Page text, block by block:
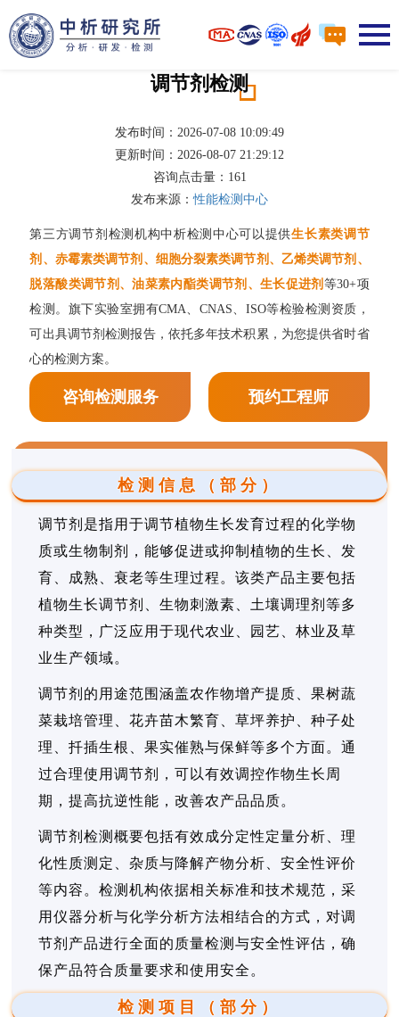
调节剂检测
发布时间：2026-07-08 10:09:49
更新时间：2026-08-07 21:29:12
咨询点击量： 161
发布来源：性能检测中心
第三方调节剂检测机构中析检测中心可以提供生长素类调节
剂、赤霉素类调节剂、细胞分裂素类调节剂、乙烯类调节剂、
脱落酸类调节剂、油菜素内酯类调节剂、生长促进剂 等30+项
检测。旗下实验室拥有CMA、CNAS、ISO等检验检测资质，
可出具调节剂检测报告，依托多年技术积累，为您提供省时省
心的检测方案。
咨询检测服务 预约工程师
检测信息（部分）
调节剂是指用于调节植物生长发育过程的化学物
质或生物制剂，能够促进或抑制植物的生长、发
育、成熟、衰老等生理过程。该类产品主要包括
植物生长调节剂、生物刺激素、土壤调理剂等多
种类型，广泛应用于现代农业、园艺、林业及草
业生产领域。
调节剂的用途范围涵盖农作物增产提质、果树蔬
菜栽培管理、花卉苗木繁育、草坪养护、种子处
理、扦插生根、果实催熟与保鲜等多个方面。通
过合理使用调节剂，可以有效调控作物生长周
期，提高抗逆性能，改善农产品品质。
调节剂检测概要包括有效成分定性定量分析、理
化性质测定、杂质与降解产物分析、安全性评价
等内容。检测机构依据相关标准和技术规范，采
用仪器分析与化学分析方法相结合的方式，对调
节剂产品进行全面的质量检测与安全性评估，确
保产品符合质量要求和使用安全。
检测项目（部分）